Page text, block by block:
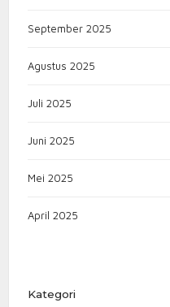
September 2025
Agustus 2025
Juli 2025
Juni 2025
Mei 2025
April 2025
Kategori